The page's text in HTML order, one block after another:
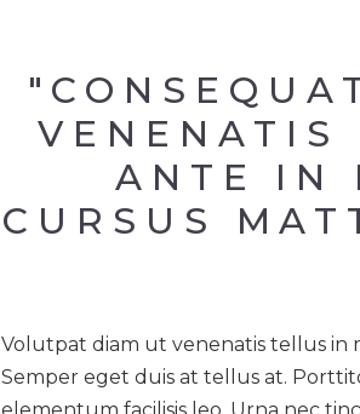
VENENATIS
ANTE IN
CURSUS
Volutpat diam ut venenatis tellus in
Semper eget duis at tellus at.